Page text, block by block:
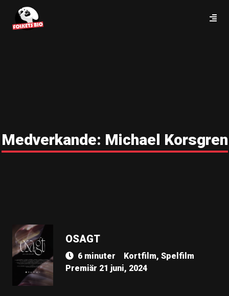
Medverkande: Michael Korsgren
OSAGT
6 minuter
Kortfilm, Spelfilm
Premiär 21 juni, 2024